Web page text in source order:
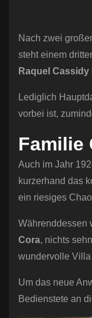
Nach zwei
steht einem
Raquel Cassidy
Lediglich
vorbei ist,
Familie
Auch im Jahr
kurzerhand das
ein riesiges
Währenddessen
Cora, nichts
wundervolle
Um das neue
Bedienstete an